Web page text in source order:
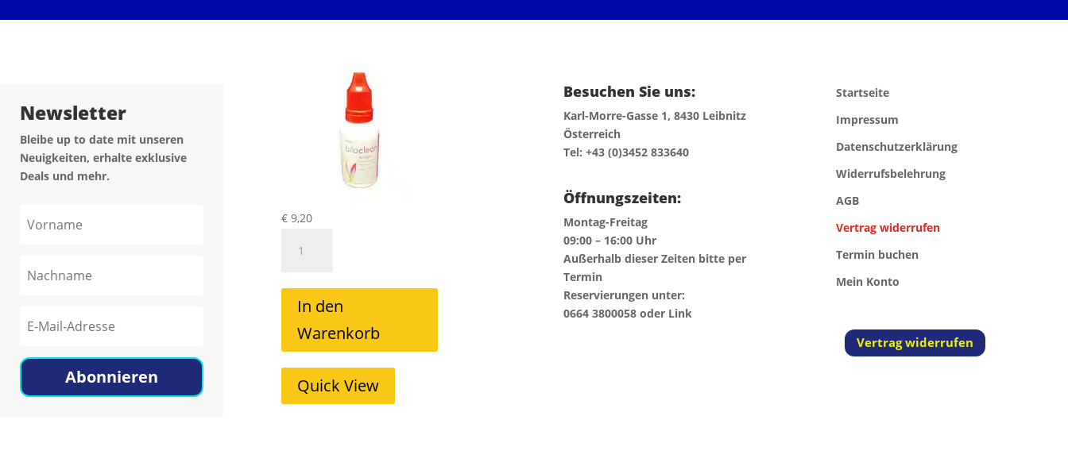
Newsletter
Bleibe up to date mit unseren
Neuigkeiten, erhalte exklusive
Deals und mehr.
Abonnieren
Biloclean Reiniger Mild 30ml
€ 9,20
Reiniger
30mlIn den
Warenkorb
Quick View
Besuchen Sie uns:
Karl-Morre-Gasse 1, 8430 Leibnitz
Österreich
Tel: +43 (0)3452 833640
Öffnungszeiten:
Montag-Freitag
09:00 – 16:00 Uhr
Außerhalb dieser Zeiten bitte per
Termin
Reservierungen unter:
0664 3800058 oder Link
Startseite
Impressum
Datenschutzerklärung
Widerrufsbelehrung
AGB
Vertrag widerrufen
Termin buchen
Mein Konto
Vertrag widerrufen